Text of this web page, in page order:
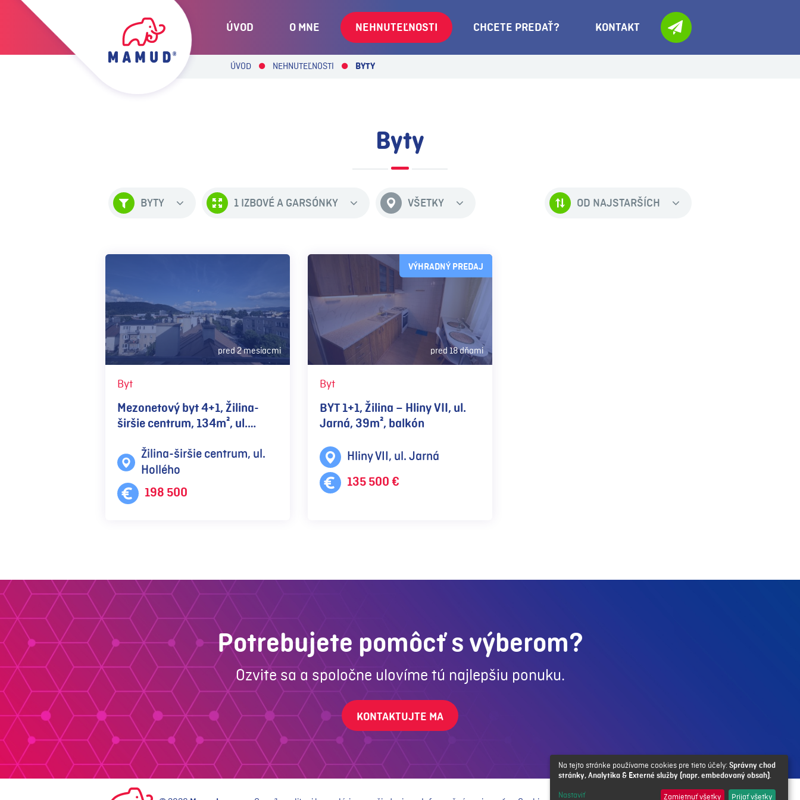
ÚVOD O MNE NEHNUTEĽNOSTI CHCETE PREDAŤ? KONTAKT
ÚVOD NEHNUTEĽNOSTI BYTY
Byty
BYTY 1 IZBOVÉ A GARSÓNKY VŠETKY OD NAJSTARŠÍCH
pred 2 mesiacmi
Byt
Mezonetový byt 4+1, Žilina-
širšie centrum, 134m², ul.
Žilina-širšie centrum, ul.
Hollého
198 500
VÝHRADNÝ PREDAJ
pred 18 dňami
Byt
BYT 1+1, Žilina – Hliny VII, ul.
Jarná, 39m², balkón
Hliny VII, ul. Jarná
135 500 €
Potrebujete pomôcť s výberom?
Ozvite sa a spoločne ulovíme tú najlepšiu ponuku.
KONTAKTUJTE MA
Na tejto stránke používame cookies pre tieto účely: Správny chod
stránky, Analytika & Externé služby (napr. embedovaný obsah).
Nastaviť Zamietnuť všetky Prijať všetky